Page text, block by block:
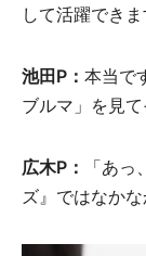
して活躍できま
池田P： 本当で
ブルマ」を見て
広木P：
「あ
ズ』ではなかな